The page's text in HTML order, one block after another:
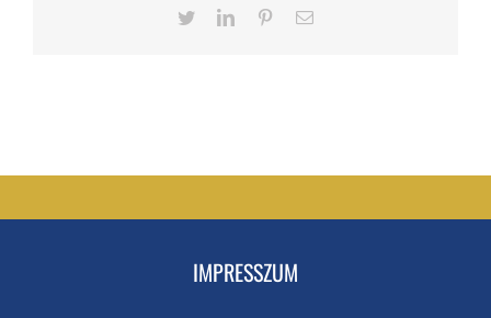
TwitterLinkedInPinterestEmail
IMPRESSZUM